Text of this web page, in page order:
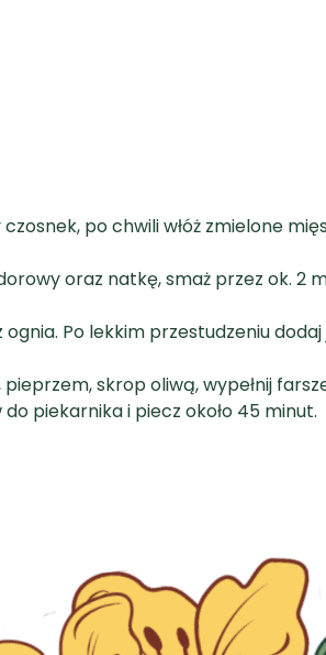
po chwili włóż zmielone
oraz natkę, smaż przez ok. 2
Po lekkim przestudzeniu dodaj
skrop oliwą, wypełnij
piekarnika i piecz około 45 minut.